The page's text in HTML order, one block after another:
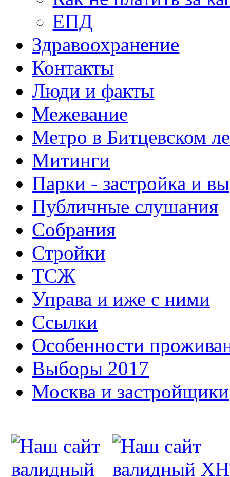
ЕПД
Здравоохранение
Контакты
Люди и факты
Межевание
Метро в Битцевском
Митинги
Парки - застройка и
Публичные слушания
Собрания
Стройки
ТСЖ
Управа и иже с ними
Ссылки
Особенности
Выборы 2017
Москва и застройщики